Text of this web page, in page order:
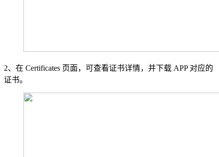
2、在 Certificates 页面，可查看证书详情，并下载 APP 对应的
证书。